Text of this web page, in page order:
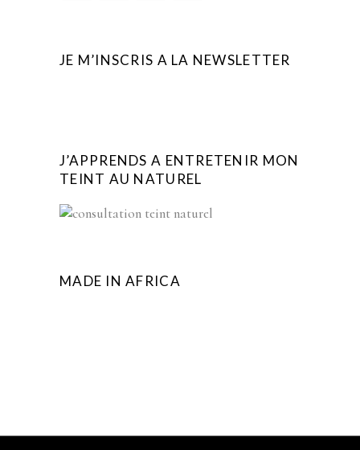
JE M’INSCRIS A LA NEWSLETTER
J’APPRENDS A ENTRETENIR MON
TEINT AU NATUREL
MADE IN AFRICA